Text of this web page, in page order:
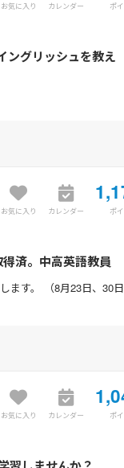
お気に入り カレンダー ポ
ングリッシュを教え
お気に入り カレンダー ポ
済。中高英語教員
ます。 （8月23日、30
お気に入り カレンダー ポ